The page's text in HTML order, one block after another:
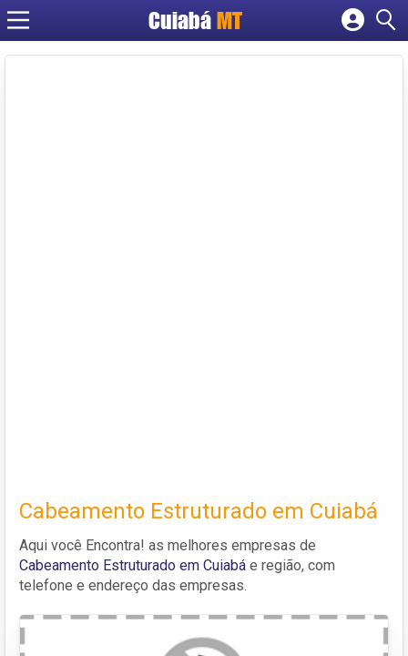
Cuiabá MT
Cadastrar empresa
Cabeamento Estruturado em Cuiabá
Aqui você Encontra! as melhores empresas de
Cabeamento Estruturado em Cuiabá e região, com
telefone e endereço das empresas.